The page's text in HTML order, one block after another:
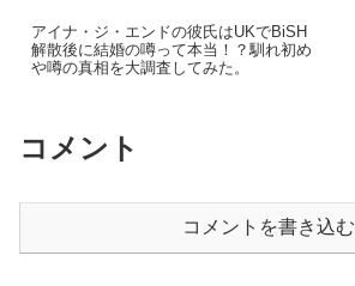
アイナ・ジ・エンドの彼氏はUKでBiSH
解散後に結婚の噂って本当！？馴れ初め
や噂の真相を大調査してみた。
コメント
コメントを書き込む